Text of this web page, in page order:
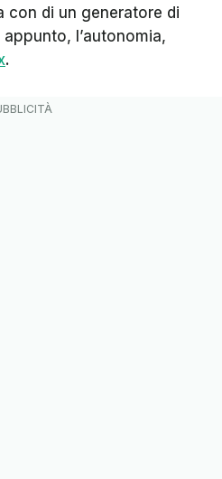
con di un generatore di
l’autonomia,
.